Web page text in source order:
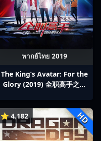
พากย์ไทย 2019
The King’s Avatar: For the
Glory (2019) 全职高手之巅
⭐ 4.182 HD